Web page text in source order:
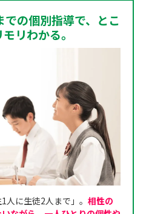
の個別指導で、とこ
リわかる。
に生徒2人まで」。 相性の